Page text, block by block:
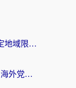
咪咕在海外怎么看直播？3步搞定地域限制，还能畅看腾讯视频与国内热剧
迪拜网络为什么微信不能视频？海外党必看的回国加速全攻略